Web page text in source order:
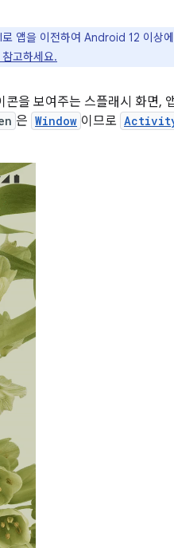
로 앱을 이전하여 Android 12 이상
고하세요.
을 보여주는 스플래시 화면,
은 Window 이므로